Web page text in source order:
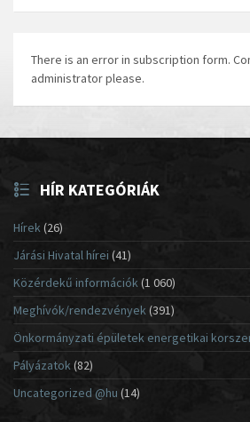
There is an error in subscription form.
administrator please.
HÍR KATEGÓRIÁK
Hírek(26)
Járási Hivatal hírei (41)
Közérdekű információk(1 060)
Meghívók/rendezvények (391)
Önkormányzati épületek energetikai
Pályázatok (82)
Uncategorized @hu (14)